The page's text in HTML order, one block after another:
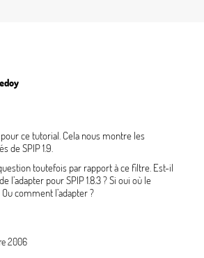
ce tutorial. Cela nous montre les
de SPIP 1.9.
toutefois par rapport à ce filtre. Est-il
l’adapter pour SPIP 1.8.3? Si oui où le
Ou comment l’adapter?
2006